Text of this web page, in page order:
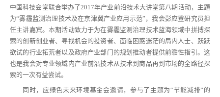
中国科技会堂联合举办了2017年产业前沿技术大讲堂第八期活动，主题
为“雾霾监测治理技术及在京津冀产业应用示范”，我会彭应登研究员担
任主讲嘉宾。本期活动致力于为在雾霾监测治理技术蓝海领域中拼搏探
索的创新创业者、寻找机会的投资者、面临困惑迷茫的局内人士、跃跃
欲试的行业拓荒者以及政府产业部门的规划推动者提供前瞻性指引。这
也是我会对专业领域内产业前沿技术从技术到商品再到市场的全路径探
索的一次有益尝试。
同时，应绿色未来环境基金会邀请，参与了主题为“节能减排”的